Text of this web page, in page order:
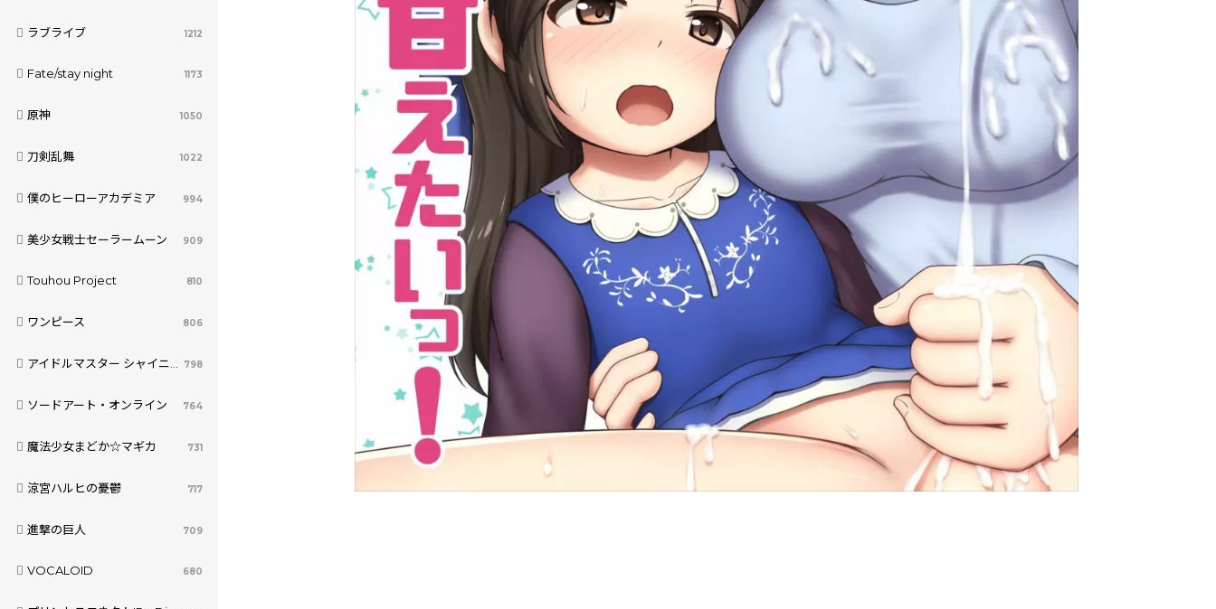
ラブライブ 1212
Fate/stay night 1173
原神 1050
刀剣乱舞 1022
僕のヒーローアカデミア 994
美少女戦士セーラームーン 909
Touhou Project 810
ワンピース 806
アイドルマスター シャイニーカラーズ 798
ソードアート・オンライン 764
魔法少女まどか☆マギカ 731
涼宮ハルヒの憂鬱 717
進撃の巨人 709
VOCALOID 680